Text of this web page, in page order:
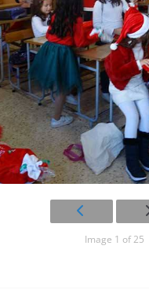
Image 1 of 25